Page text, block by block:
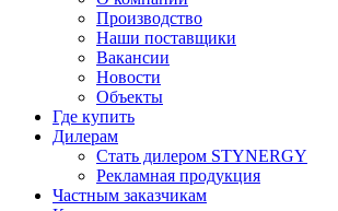
Производство
Наши поставщики
Вакансии
Новости
Объекты
Где купить
Дилерам
Стать дилером STYNERGY
Рекламная продукция
Частным заказчикам